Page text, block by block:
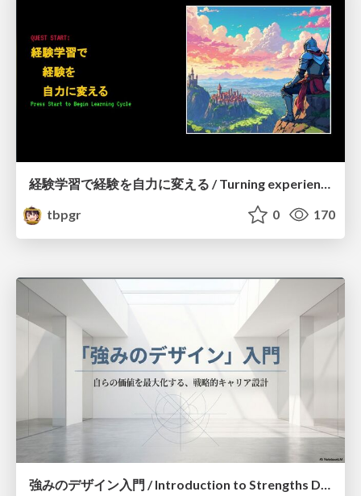
経験学習で経験を自力に変える / Turning experience into self-efficacy through experiential learning
tbpgr
0 170
強みのデザイン入門 / Introduction to Strengths Design